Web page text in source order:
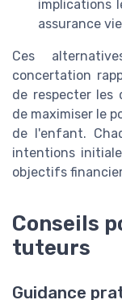
implications
assurance
Ces
concertation
de respecter les
de maximiser le
de l'enfant.
intentions
objectifs
Conseils
tuteurs
Guidance